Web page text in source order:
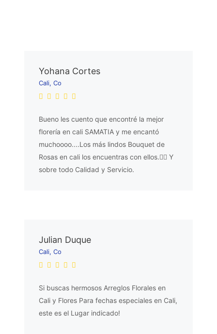
Yohana Cortes
Cali, Co
Bueno les cuento que encontré la mejor
florería en cali SAMATIA y me encantó
muchoooo....Los más lindos Bouquet de
Rosas en cali los encuentras con ellos.👌🏼 Y
sobre todo Calidad y Servicio.
Julian Duque
Cali, Co
Si buscas hermosos Arreglos Florales en
Cali y Flores Para fechas especiales en Cali,
este es el Lugar indicado!